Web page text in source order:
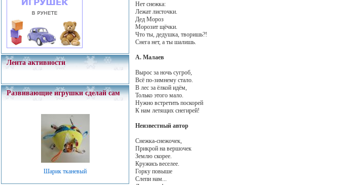
Лента активности
Развивающие игрушки сделай сам
Шарик тканевый
Нет снежка:
Лежат листочки.
Дед Мороз
Морозит щёчки.
Что ты, дедушка, творишь?!
Снега нет, а ты шалишь.
А. Малаев
Вырос за ночь сугроб,
Всё по-зимнему стало.
В лес за ёлкой идём,
Только этого мало.
Нужно встретить поскорей
К нам летящих снегирей!
Неизвестный автор
Снежка-снежочек,
Прикрой на вершочек
Землю скорее.
Кружись веселее.
Горку повыше
Слепи нам...